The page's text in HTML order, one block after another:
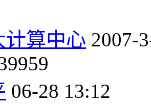
计算中心 2007-
06-28 13:12